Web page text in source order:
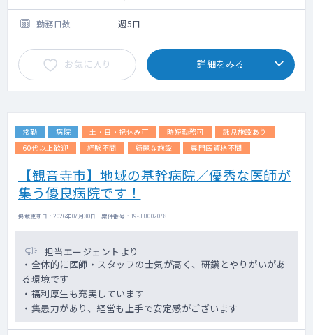
〇各種検査・治療の実施
〇多職種連携（カンファレンス・症例検討
等）
〇脳梗塞・脳出血後の全身管理
〇意識障害患者の管理
〇認知症や廃用症候群の対応
〇誤嚥性肺炎や尿路感染など内科管理
〇家族説明
〇看取り対応
〇他院との転院調整
勤務日数 週5日
お気に入り 詳細をみる
常勤 病院 土・日・祝休み可 時短勤務可
託児施設あり
60代以上歓迎
経験不問 綺麗な施設 専門医資格不問
【観音寺市】地域の基幹病院／優秀な医師が
集う優良病院です！
掲載更新日 : 2026年07月30日 案件番号 : 19-JU002078
担当エージェントより
・全体的に医師・スタッフの士気が高く、研鑽とやりがいがあ
る環境です
・福利厚生も充実しています
・集患力があり、経営も上手で安定感がございます